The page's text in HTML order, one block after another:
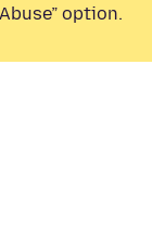
option.